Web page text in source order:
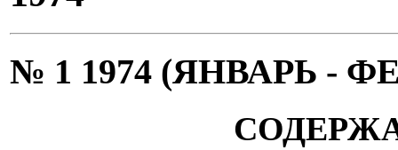
№ 1 1974 (ЯНВАРЬ -